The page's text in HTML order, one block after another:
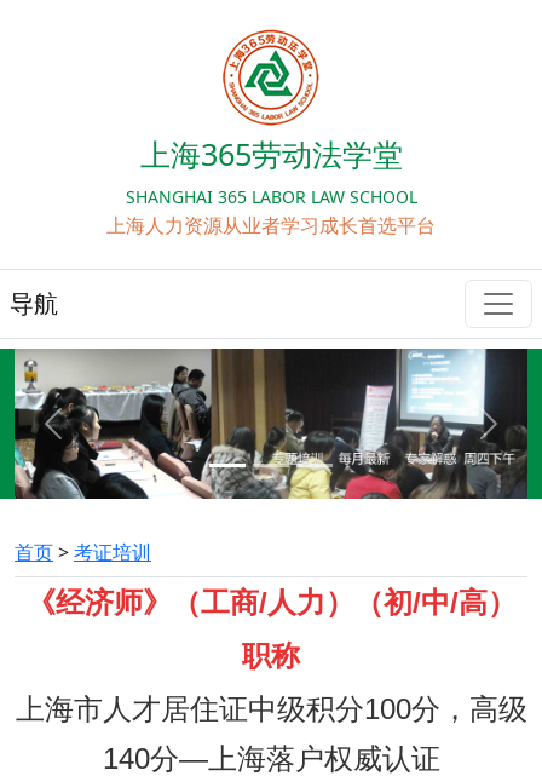
上海365劳动法学堂
SHANGHAI 365 LABOR LAW SCHOOL
上海人力资源从业者学习成长首选平台
导航
Previous Next
首页>考证培训
《经济师》（工商/人力）（初/中/高）
职称
上海市人才居住证中级积分100分，高级
140分—上海落户权威认证